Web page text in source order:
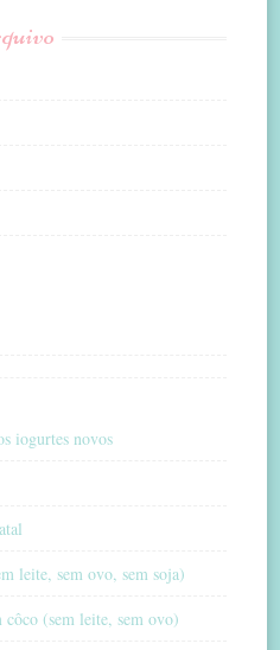
iogurtes novos
leite, sem ovo, sem soja)
(sem leite, sem ovo)